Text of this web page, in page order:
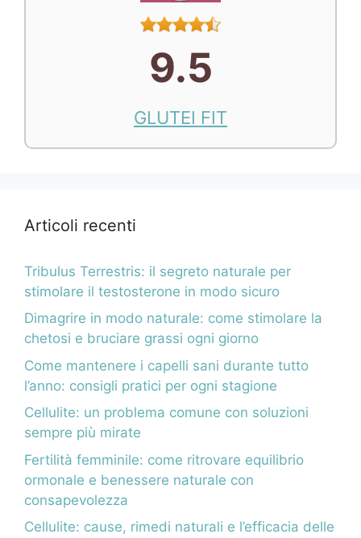
9.5
GLUTEI FIT
Articoli recenti
Tribulus Terrestris: il segreto naturale per
stimolare il testosterone in modo sicuro
Dimagrire in modo naturale: come stimolare la
chetosi e bruciare grassi ogni giorno
Come mantenere i capelli sani durante tutto
l’anno: consigli pratici per ogni stagione
Cellulite: un problema comune con soluzioni
sempre più mirate
Fertilità femminile: come ritrovare equilibrio
ormonale e benessere naturale con
consapevolezza
Cellulite: cause, rimedi naturali e l’efficacia delle